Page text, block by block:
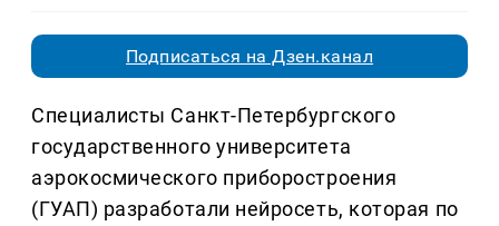
Подписаться на Дзен.канал
Специалисты Санкт-Петербургского
государственного университета
аэрокосмического приборостроения
(ГУАП) разработали нейросеть, которая по